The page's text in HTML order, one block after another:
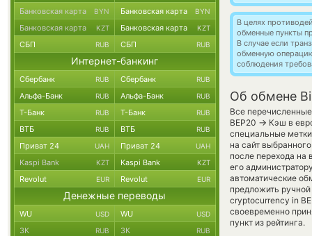
В целях
обменные пункты
В случае если
обменную
соблюдения
Об обмене
Все
BEP20 → Кэш в
специальные
на сайт
после перехода на
его
автоматические
предложить
cryptocurrency in
своевременно
пункт из рейтинга.
Банковская карта BYN Банковская карта BYN
Банковская карта KZT Банковская карта KZT
СБП RUB СБП RUB
Интернет-банкинг
Сбербанк RUB Сбербанк RUB
Альфа-Банк RUB Альфа-Банк RUB
Т-Банк RUB Т-Банк RUB
ВТБ RUB ВТБ RUB
Приват 24 UAH Приват 24 UAH
Kaspi Bank KZT Kaspi Bank KZT
Revolut EUR Revolut EUR
Денежные переводы
WU USD WU USD
ЗК RUB ЗК RUB